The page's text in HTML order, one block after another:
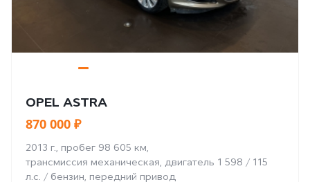
OPEL ASTRA
870 000 ₽
2013 г., пробег 98 605 км,
трансмиссия механическая, двигатель 1 598 / 115
л.с. / бензин, передний привод